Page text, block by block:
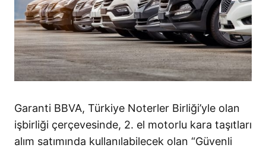
Garanti BBVA, Türkiye Noterler Birliği’yle olan
işbirliği çerçevesinde, 2. el motorlu kara taşıtları
alım satımında kullanılabilecek olan “Güvenli